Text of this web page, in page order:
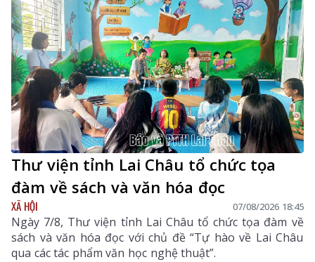
Thư viện tỉnh Lai Châu tổ chức tọa
đàm về sách và văn hóa đọc
XÃ HỘI 07/08/2026 18:45
Ngày 7/8, Thư viện tỉnh Lai Châu tổ chức tọa đàm về
sách và văn hóa đọc với chủ đề “Tự hào về Lai Châu
qua các tác phẩm văn học nghệ thuật”.